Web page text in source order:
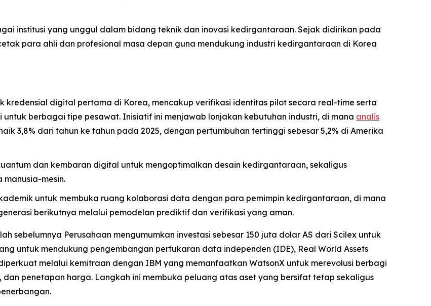
institusi yang unggul dalam bidang teknik dan inovasi kedirgantaraan. Sejak didirikan pada
para ahli dan profesional masa depan guna mendukung industri kedirgantaraan di Korea
kredensial digital pertama di Korea, mencakup verifikasi identitas pilot secara real-time serta
untuk berbagai tipe pesawat. Inisiatif ini menjawab lonjakan kebutuhan industri, di mana analis
3,8% dari tahun ke tahun pada 2025, dengan pertumbuhan tertinggi sebesar 5,2% di Amerika
dan kembaran digital untuk mengoptimalkan desain kedirgantaraan, sekaligus
mesin.
untuk membuka ruang kolaborasi data dengan para pemimpin kedirgantaraan, di mana
berikutnya melalui pemodelan prediktif dan verifikasi yang aman.
sebelumnya Perusahaan mengumumkan investasi sebesar 150 juta dolar AS dari Scilex untuk
untuk mendukung pengembangan pertukaran data independen (IDE), Real World Assets
melalui kemitraan dengan IBM yang memanfaatkan WatsonX untuk merevolusi berbagi
penetapan harga. Langkah ini membuka peluang atas aset yang bersifat tetap sekaligus